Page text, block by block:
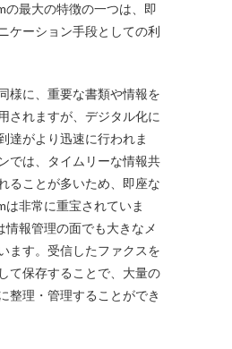
の最大の特徴の一つは、即
ケーション手段としての利
様に、重要な書類や情報を
されますが、デジタル化に
達がより迅速に行われま
では、タイムリーな情報共
ることが多いため、即座な
は非常に重宝されていま
情報管理の面でも大きなメ
ます。受信したファクスを
て保存することで、大量の
整理・管理することができ